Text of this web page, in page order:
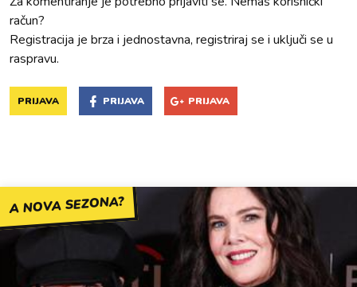
račun?
Registracija je brza i jednostavna, registriraj se i uključi se u
raspravu.
PRIJAVA PRIJAVA PRIJAVA
A NOVA SEZONA?